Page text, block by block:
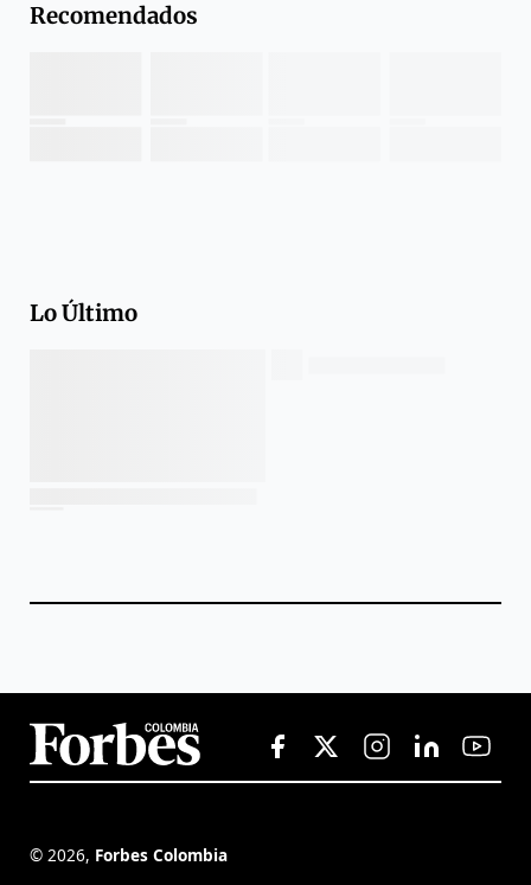
Recomendados
Lo Último
© 2026, Forbes Colombia